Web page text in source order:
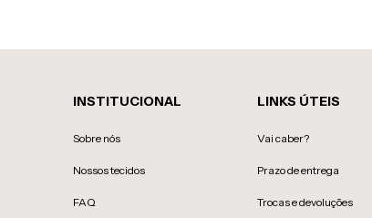
INSTITUCIONAL
Sobre nós
Nossos tecidos
FAQ
LINKS ÚTEIS
Vai caber?
Prazo de entrega
Trocas e devoluções